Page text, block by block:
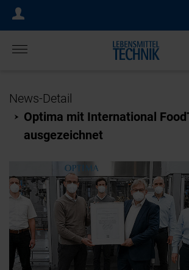
Login Menu
Home
News-Detail
Optima mit International
ausgezeichnet